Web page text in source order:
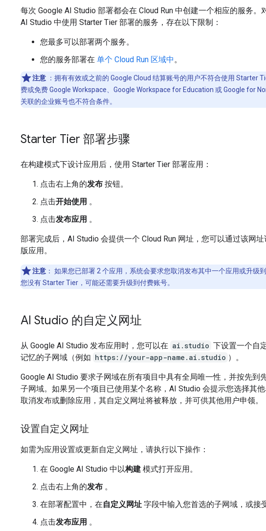
每次 Google AI Studio 部署都会在 Cloud Run 中创建一个相应的服务。
AI Studio 中使用 Starter Tier 部署的服务，存在以下限制：
您最多可以部署两个服务。
您的服务部署在 单个 Cloud Run 区域中。
注意 ：拥有有效或之前的 Google Cloud 结算账号的用户不符合使用 Starter
费或免费 Google Workspace、Google Workspace for Education 或 Google for
关联的企业账号也不符合条件。
Starter Tier 部署步骤
在构建模式下设计应用后，使用 Starter Tier 部署应用：
点击右上角的发布 按钮。
点击开始使用 。
点击发布应用 。
部署完成后，AI Studio 会提供一个 Cloud Run 网址，您可以通过该网
版应用。
注意 ： 如果您已部署 2 个应用，系统会要求您取消发布其中一个应用或升级
您没有 Starter Tier，可能还需要升级到付费账号。
AI Studio 的自定义网址
从 Google AI Studio 发布应用时，您可以在 ai.studio 下设置一个自
记忆的子网域（例如 https://your-app-name.ai.studio ）。
Google AI Studio 要求子网域在所有项目中具有全局唯一性，并按先到
子网域。如果另一个项目已使用某个名称，AI Studio 会提示您选择其
取消发布或删除应用，其自定义网址将被释放，并可供其他用户申领。
设置自定义网址
如需为应用设置或更新自定义网址，请执行以下操作：
在 Google AI Studio 中以构建 模式打开应用。
点击右上角的发布 。
在部署配置中，在自定义网址 字段中输入您首选的子网域，或接
点击发布应用 。